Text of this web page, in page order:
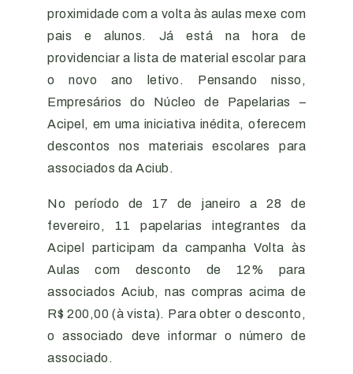
proximidade com a volta às aulas mexe com
pais e alunos. Já está na hora de
providenciar a lista de material escolar para
o novo ano letivo. Pensando nisso,
Empresários do Núcleo de Papelarias –
Acipel, em uma iniciativa inédita, oferecem
descontos nos materiais escolares para
associados da Aciub.
No período de 17 de janeiro a 28 de
fevereiro, 11 papelarias integrantes da
Acipel participam da campanha Volta às
Aulas com desconto de 12% para
associados Aciub, nas compras acima de
R$ 200,00 (à vista). Para obter o desconto,
o associado deve informar o número de
associado.